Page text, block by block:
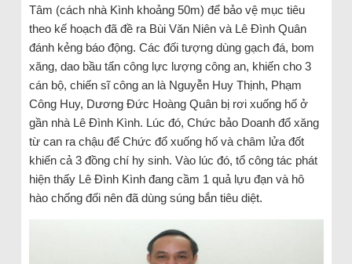
Tâm (cách nhà Kình khoảng 50m) để bảo vệ mục tiêu
theo kế hoạch đã đề ra Bùi Văn Niên và Lê Đình Quân
đánh kẻng báo động. Các đối tượng dùng gạch đá, bom
xăng, dao bầu tấn công lực lượng công an, khiến cho 3
cán bộ, chiến sĩ công an là Nguyễn Huy Thịnh, Phạm
Công Huy, Dương Đức Hoàng Quân bị rơi xuống hố ở
gần nhà Lê Đình Kình. Lúc đó, Chức bảo Doanh đổ xăng
từ can ra chậu để Chức đổ xuống hố và châm lửa đốt
khiến cả 3 đồng chí hy sinh. Vào lúc đó, tổ công tác phát
hiện thấy Lê Đình Kình đang cầm 1 quả lựu đạn và hô
hào chống đối nên đã dùng súng bắn tiêu diệt.